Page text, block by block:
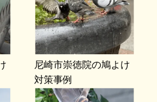
尼崎市崇徳院の鳩よけ
対策事例